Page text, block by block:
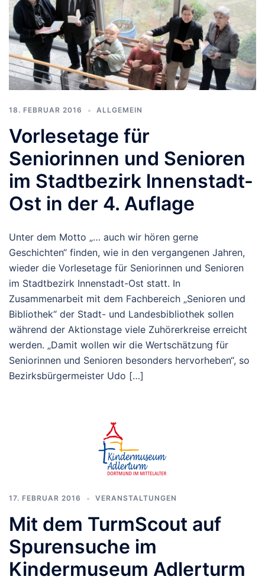
18. FEBRUAR 2016 ALLGEMEIN
Vorlesetage für
Seniorinnen und Senioren
im Stadtbezirk lnnenstadt-
Ost in der 4. Auflage
Unter dem Motto „… auch wir hören gerne
Geschichten“ finden, wie in den vergangenen Jahren,
wieder die Vorlesetage für Seniorinnen und Senioren
im Stadtbezirk Innenstadt-Ost statt. In
Zusammenarbeit mit dem Fachbereich „Senioren und
Bibliothek“ der Stadt- und Landesbibliothek sollen
während der Aktionstage viele Zuhörerkreise erreicht
werden. „Damit wollen wir die Wertschätzung für
Seniorinnen und Senioren besonders hervorheben“, so
Bezirksbürgermeister Udo […]
17. FEBRUAR 2016 VERANSTALTUNGEN
Mit dem TurmScout auf
Spurensuche im
Kindermuseum Adlerturm